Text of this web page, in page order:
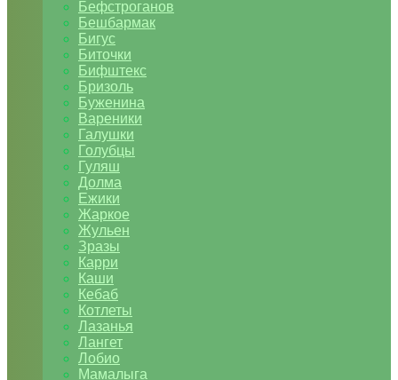
Бефстроганов
Бешбармак
Бигус
Биточки
Бифштекс
Бризоль
Буженина
Вареники
Галушки
Голубцы
Гуляш
Долма
Ежики
Жаркое
Жульен
Зразы
Карри
Каши
Кебаб
Котлеты
Лазанья
Лангет
Лобио
Мамалыга